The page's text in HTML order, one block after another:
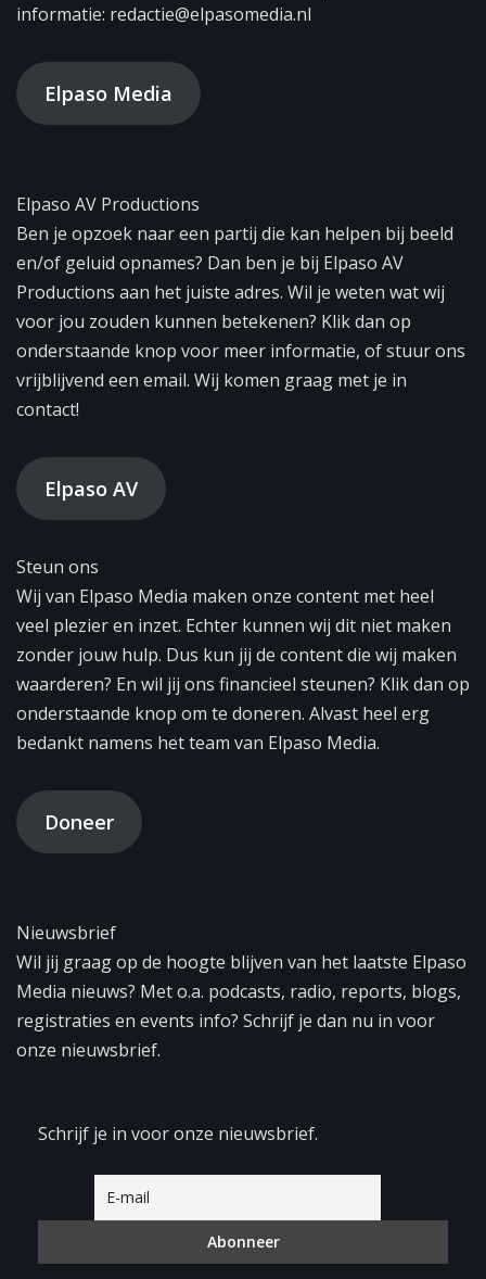
informatie: redactie@elpasomedia.nl
Elpaso Media
Elpaso AV Productions
Ben je opzoek naar een partij die kan helpen bij beeld
en/of geluid opnames? Dan ben je bij Elpaso AV
Productions aan het juiste adres. Wil je weten wat wij
voor jou zouden kunnen betekenen? Klik dan op
onderstaande knop voor meer informatie, of stuur ons
vrijblijvend een email. Wij komen graag met je in
contact!
Elpaso AV
Steun ons
Wij van Elpaso Media maken onze content met heel
veel plezier en inzet. Echter kunnen wij dit niet maken
zonder jouw hulp. Dus kun jij de content die wij maken
waarderen? En wil jij ons financieel steunen? Klik dan op
onderstaande knop om te doneren. Alvast heel erg
bedankt namens het team van Elpaso Media.
Doneer
Nieuwsbrief
Wil jij graag op de hoogte blijven van het laatste Elpaso
Media nieuws? Met o.a. podcasts, radio, reports, blogs,
registraties en events info? Schrijf je dan nu in voor
onze nieuwsbrief.
Schrijf je in voor onze nieuwsbrief.